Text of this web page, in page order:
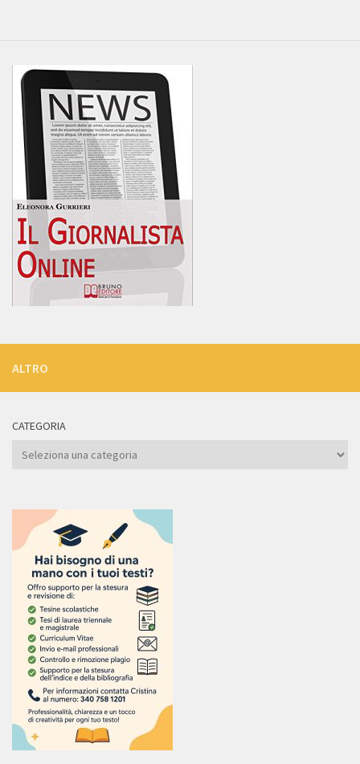
ALTRO
CATEGORIA
Categoria